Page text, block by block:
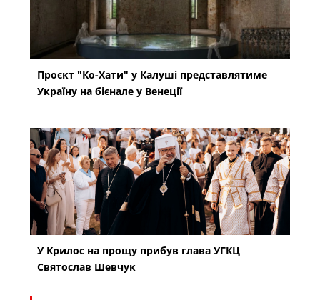
Проєкт "Ко-Хати" у Калуші представлятиме
Україну на бієнале у Венеції
У Крилос на прощу прибув глава УГКЦ
Святослав Шевчук